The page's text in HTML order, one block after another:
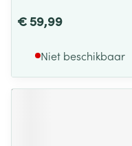
€ 59,99
Niet beschikbaar